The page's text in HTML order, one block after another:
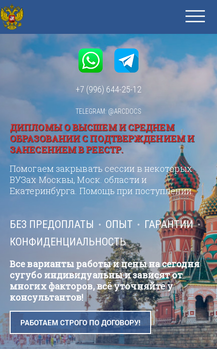
+7 (996) 644-25-12
TELEGRAM: @ARCDOCS
ДИПЛОМЫ О ВЫСШЕМ И СРЕДНЕМ
ОБРАЗОВАНИИ С ПОДТВЕРЖДЕНИЕМ И
ЗАНЕСЕНИЕМ В РЕЕСТР.
Помогаем закрывать сессии в некоторых
ВУЗах Москвы, Моск. области и
Екатеринбурга. Помощь при поступлении.
БЕЗ ПРЕДОПЛАТЫ ОПЫТ
ГАРАНТИИ
КОНФИДЕНЦИАЛЬНОСТЬ
Все варианты работы и цены на сегодня
сугубо индивидуальны и зависят от
многих факторов, всё уточняйте у
консультантов!
РАБОТАЕМ СТРОГО ПО ДОГОВОРУ!